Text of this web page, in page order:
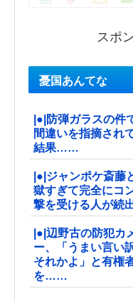
スポ
憂国あんてな
|●|防弾ガラスの件
間違いを指摘され
結果……
|●|ジャンポケ斎藤
獄すぎて完全にコ
撃を受ける人が続
|●|辺野古の防犯カ
ー、「うまい言い
それかよ」と有権
を……